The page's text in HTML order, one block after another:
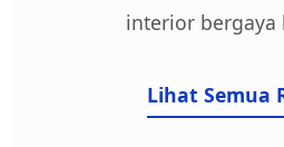
interior bergaya
Lihat Semua